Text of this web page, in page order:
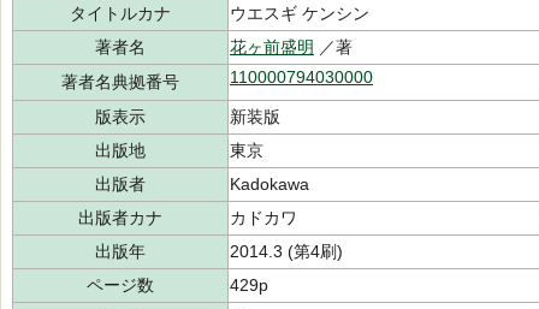
タイトルカナ
ウエスギ ケンシン
著者名
花ヶ前盛明 ／著
著者名典拠番号
110000794030000
版表示
新装版
出版地
東京
出版者
Kadokawa
出版者カナ
カドカワ
出版年
2014.3 (第4刷)
ページ数
429p